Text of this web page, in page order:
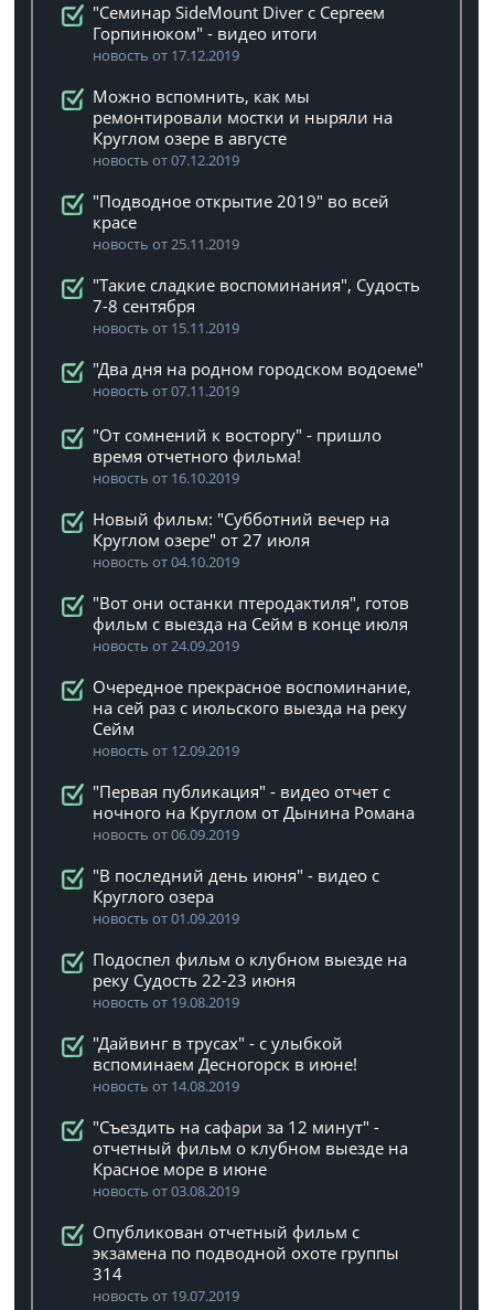
"Семинар SideMount Diver с Сергеем
Горпинюком" - видео итоги
новость от 17.12.2019
Можно вспомнить, как мы
ремонтировали мостки и ныряли на
Круглом озере в августе
новость от 07.12.2019
"Подводное открытие 2019" во всей
красе
новость от 25.11.2019
"Такие сладкие воспоминания", Судость
7-8 сентября
новость от 15.11.2019
"Два дня на родном городском водоеме"
новость от 07.11.2019
"От сомнений к восторгу" - пришло
время отчетного фильма!
новость от 16.10.2019
Новый фильм: "Субботний вечер на
Круглом озере" от 27 июля
новость от 04.10.2019
"Вот они останки птеродактиля", готов
фильм с выезда на Сейм в конце июля
новость от 24.09.2019
Очередное прекрасное воспоминание,
на сей раз с июльского выезда на реку
Сейм
новость от 12.09.2019
"Первая публикация" - видео отчет с
ночного на Круглом от Дынина Романа
новость от 06.09.2019
"В последний день июня" - видео с
Круглого озера
новость от 01.09.2019
Подоспел фильм о клубном выезде на
реку Судость 22-23 июня
новость от 19.08.2019
"Дайвинг в трусах" - с улыбкой
вспоминаем Десногорск в июне!
новость от 14.08.2019
"Съездить на сафари за 12 минут" -
отчетный фильм о клубном выезде на
Красное море в июне
новость от 03.08.2019
Опубликован отчетный фильм с
экзамена по подводной охоте группы
314
новость от 19.07.2019